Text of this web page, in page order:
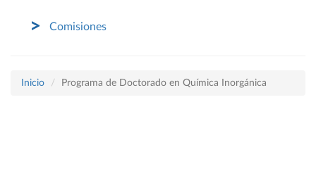
Comisiones
Inicio Programa de Doctorado en Química Inorgánica